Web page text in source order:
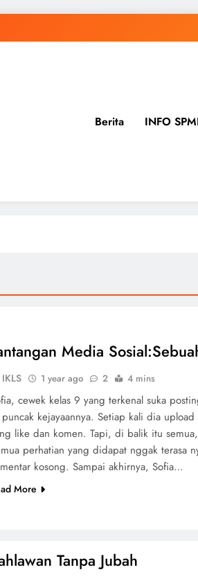
Berita INFO
Media
IKLS 1 year ago 2 4 mins
cewek kelas 9 yang terkenal suka
kejayaannya. Setiap kali dia
like dan komen. Tapi, di balik itu
perhatian yang didapat nggak terasa
kosong. Sampai akhirnya, Sofia…
More
Tanpa Jubah